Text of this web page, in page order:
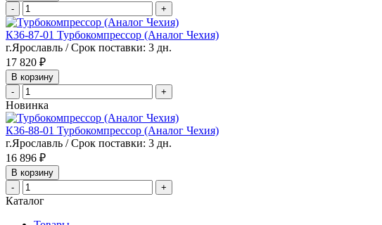
-
+
К36-87-01 Турбокомпрессор (Аналог Чехия)
г.Ярославль / Срок поставки: 3 дн.
17 820 ₽
В корзину
-
+
Новинка
К36-88-01 Турбокомпрессор (Аналог Чехия)
г.Ярославль / Срок поставки: 3 дн.
16 896 ₽
В корзину
-
+
Каталог